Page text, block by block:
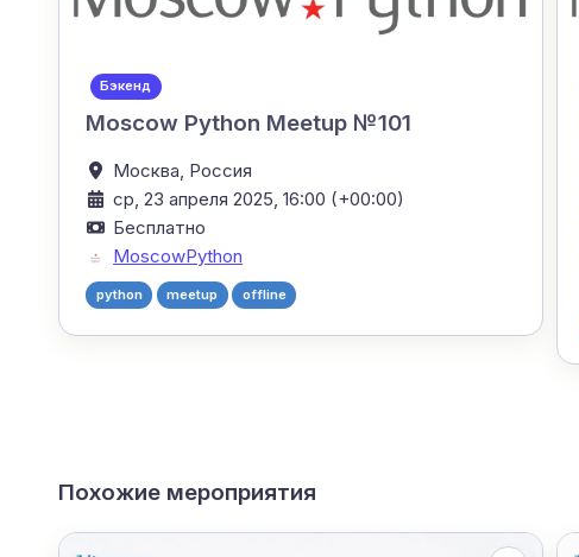
Бэкенд
Moscow Python Meetup №101
Москва, Россия
ср, 23 апреля 2025, 16:00 (+00:00)
Бесплатно
MoscowPython
python meetup offline
Похожие мероприятия